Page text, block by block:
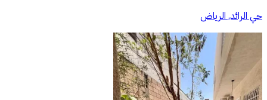
حي الرائد, الرياض